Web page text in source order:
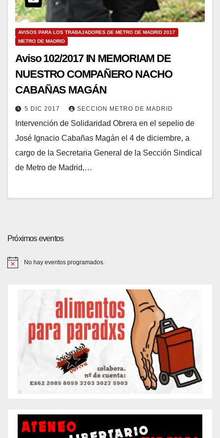
AVISOS PARA LOS TRABAJADORES DE METRO DE MADRID 2017
METRO DE MADRID
Aviso 102/2017 IN MEMORIAM DE
NUESTRO COMPAÑERO NACHO
CABAÑAS MAGÁN
5 DIC 2017 SECCION METRO DE MADRID
Intervención de Solidaridad Obrera en el sepelio de
José Ignacio Cabañas Magán el 4 de diciembre, a
cargo de la Secretaria General de la Sección Sindical
de Metro de Madrid,…
Próximos eventos
No hay eventos programados.